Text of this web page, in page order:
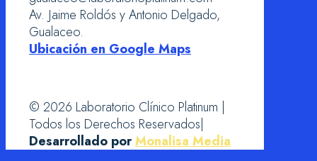
Av. Jaime Roldós y Antonio Delgado,
Gualaceo.
Ubicación en Google Maps
© 2026 Laboratorio Clínico Platinum |
Todos los Derechos Reservados|
Desarrollado porMonalisa Media